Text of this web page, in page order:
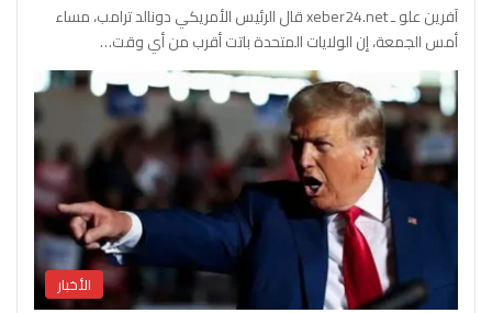
آفرين علو ـ xeber24.net قال الرئيس الأمريكي دونالد ترامب، مساء
أمس الجمعة، إن الولايات المتحدة باتت أقرب من أي وقت…
الأخبار